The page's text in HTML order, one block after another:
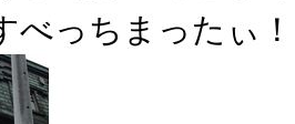
べっちまったぃ！